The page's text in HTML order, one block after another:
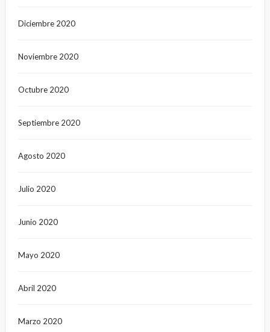
Diciembre 2020
Noviembre 2020
Octubre 2020
Septiembre 2020
Agosto 2020
Julio 2020
Junio 2020
Mayo 2020
Abril 2020
Marzo 2020